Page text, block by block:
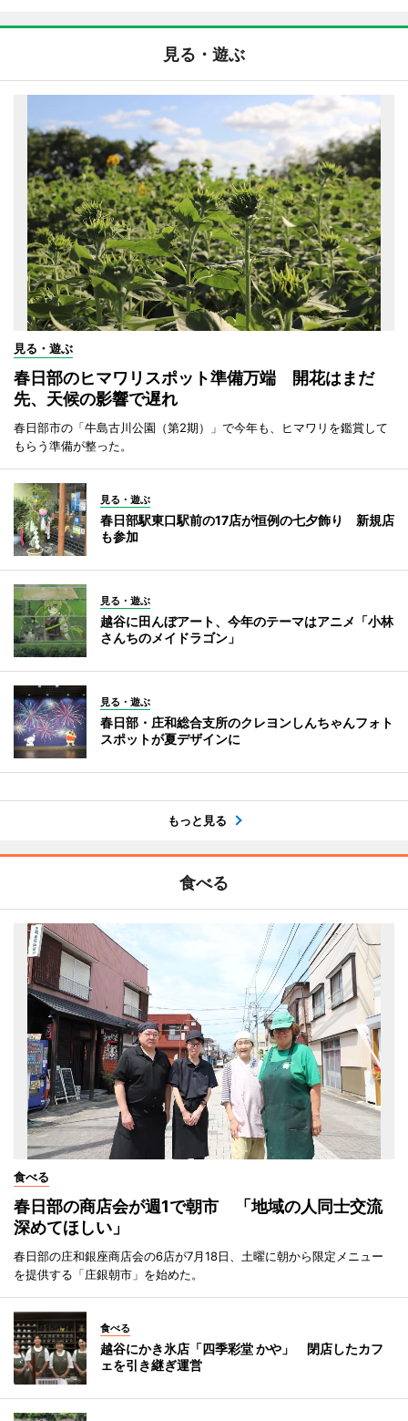
見る・遊ぶ
見る・遊ぶ
春日部のヒマワリスポット準備万端 開花はまだ
先、天候の影響で遅れ
春日部市の「牛島古川公園（第2期）」で今年も、ヒマワリを鑑賞して
もらう準備が整った。
見る・遊ぶ
春日部駅東口駅前の17店が恒例の七夕飾り 新規店
も参加
見る・遊ぶ
越谷に田んぼアート、今年のテーマはアニメ「小林
さんちのメイドラゴン」
見る・遊ぶ
春日部・庄和総合支所のクレヨンしんちゃんフォト
スポットが夏デザインに
もっと見る
食べる
食べる
春日部の商店会が週1で朝市 「地域の人同士交流
深めてほしい」
春日部の庄和銀座商店会の6店が7月18日、土曜に朝から限定メニュー
を提供する「庄銀朝市」を始めた。
食べる
越谷にかき氷店「四季彩堂 かや」 閉店したカフ
ェを引き継ぎ運営